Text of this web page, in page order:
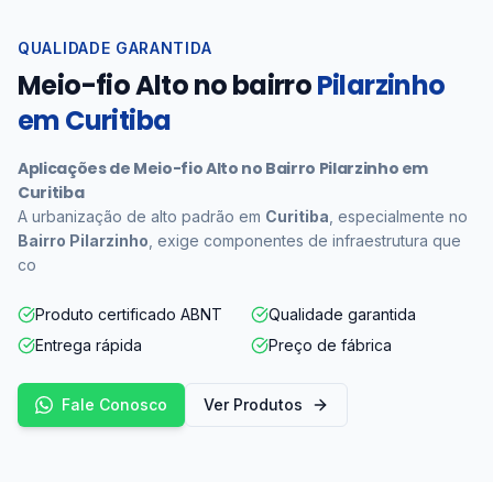
QUALIDADE GARANTIDA
Meio-fio Alto no bairroPilarzinho
em Curitiba
Aplicações de Meio-fio Alto no Bairro Pilarzinho em
Curitiba
A urbanização de alto padrão em Curitiba , especialmente no
Bairro Pilarzinho , exige componentes de infraestrutura que
co
Produto certificado ABNT
Qualidade garantida
Entrega rápida
Preço de fábrica
Fale Conosco Ver Produtos